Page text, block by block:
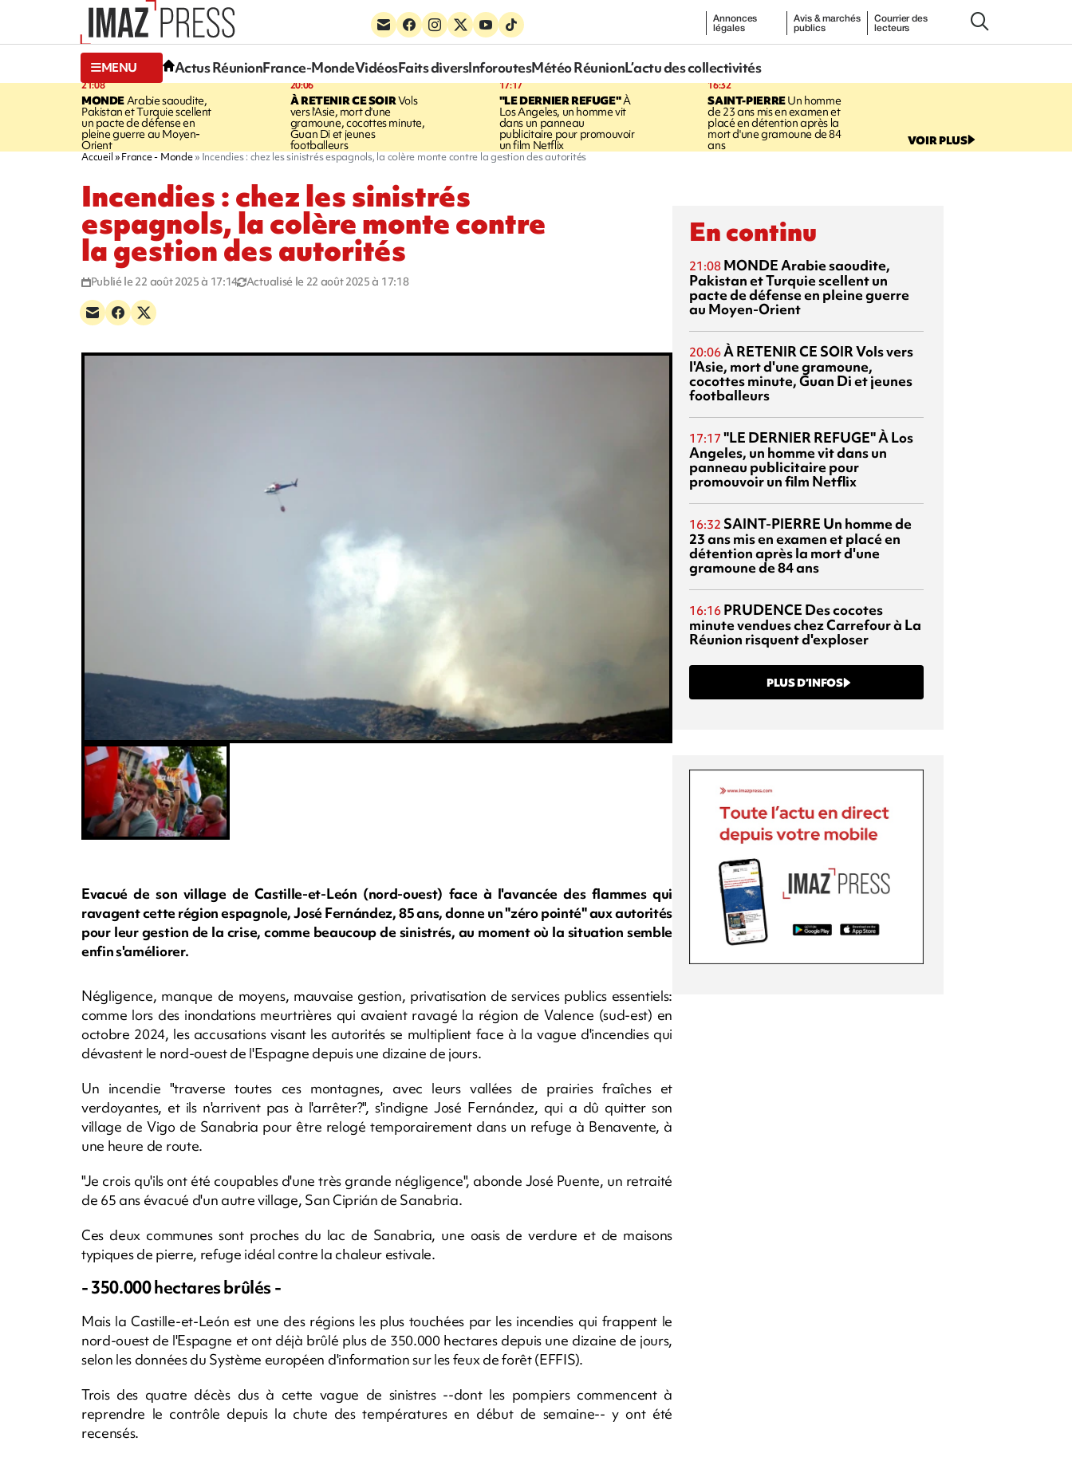
Annonces
légales
Avis & marchés
publics
Courrier des
lecteurs
MENU Actus RéunionFrance-MondeVidéosFaits diversInforoutesMétéo RéunionL’actu des collectivités
21:08
MONDE Arabie saoudite,
Pakistan et Turquie scellent
un pacte de défense en
pleine guerre au Moyen-
Orient
20:06
À RETENIR CE SOIRVols
vers l'Asie, mort d'une
gramoune, cocottes minute,
Guan Di et jeunes
footballeurs
17:17
"LE DERNIER REFUGE"À
Los Angeles, un homme vit
dans un panneau
publicitaire pour promouvoir
un film Netflix
16:32
SAINT-PIERREUn homme
de 23 ans mis en examen et
placé en détention après la
mort d'une gramoune de 84
ans VOIR PLUS
Accueil France - Monde Incendies : chez les sinistrés espagnols, la colère monte contre la gestion des autorités
Incendies : chez les sinistrés
espagnols, la colère monte contre
la gestion des autorités
Publié le 22 août 2025 à 17:14 Actualisé le 22 août 2025 à 17:18
Evacué de son village de Castille-et-León (nord-ouest) face à l'avancée des flammes qui
ravagent cette région espagnole, José Fernández, 85 ans, donne un "zéro pointé" aux autorités
pour leur gestion de la crise, comme beaucoup de sinistrés, au moment où la situation semble
enfin s'améliorer.
Négligence, manque de moyens, mauvaise gestion, privatisation de services publics essentiels:
comme lors des inondations meurtrières qui avaient ravagé la région de Valence (sud-est) en
octobre 2024, les accusations visant les autorités se multiplient face à la vague d'incendies qui
dévastent le nord-ouest de l'Espagne depuis une dizaine de jours.
Un incendie "traverse toutes ces montagnes, avec leurs vallées de prairies fraîches et
verdoyantes, et ils n'arrivent pas à l'arrêter?", s'indigne José Fernández, qui a dû quitter son
village de Vigo de Sanabria pour être relogé temporairement dans un refuge à Benavente, à
une heure de route.
"Je crois qu'ils ont été coupables d'une très grande négligence", abonde José Puente, un retraité
de 65 ans évacué d'un autre village, San Ciprián de Sanabria.
Ces deux communes sont proches du lac de Sanabria, une oasis de verdure et de maisons
typiques de pierre, refuge idéal contre la chaleur estivale.
- 350.000 hectares brûlés -
Mais la Castille-et-León est une des régions les plus touchées par les incendies qui frappent le
nord-ouest de l'Espagne et ont déjà brûlé plus de 350.000 hectares depuis une dizaine de jours,
selon les données du Système européen d'information sur les feux de forêt (EFFIS).
Trois des quatre décès dus à cette vague de sinistres --dont les pompiers commencent à
reprendre le contrôle depuis la chute des températures en début de semaine-- y ont été
recensés.
En continu
21:08 MONDEArabie saoudite,
Pakistan et Turquie scellent un
pacte de défense en pleine guerre
au Moyen-Orient
20:06À RETENIR CE SOIRVols vers
l'Asie, mort d'une gramoune,
cocottes minute, Guan Di et jeunes
footballeurs
17:17 "LE DERNIER REFUGE"À Los
Angeles, un homme vit dans un
panneau publicitaire pour
promouvoir un film Netflix
16:32 SAINT-PIERRE Un homme de
23 ans mis en examen et placé en
détention après la mort d'une
gramoune de 84 ans
16:16 PRUDENCE Des cocotes
minute vendues chez Carrefour à La
Réunion risquent d'exploser
PLUS D’INFOS